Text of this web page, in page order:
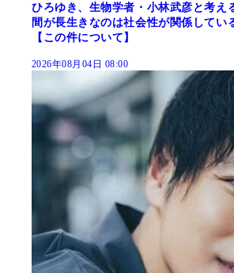
ひろゆき、生物学者・小林武彦と考え
間が長生きなのは社会性が関係してい
【この件について】
2026年08月04日 08:00